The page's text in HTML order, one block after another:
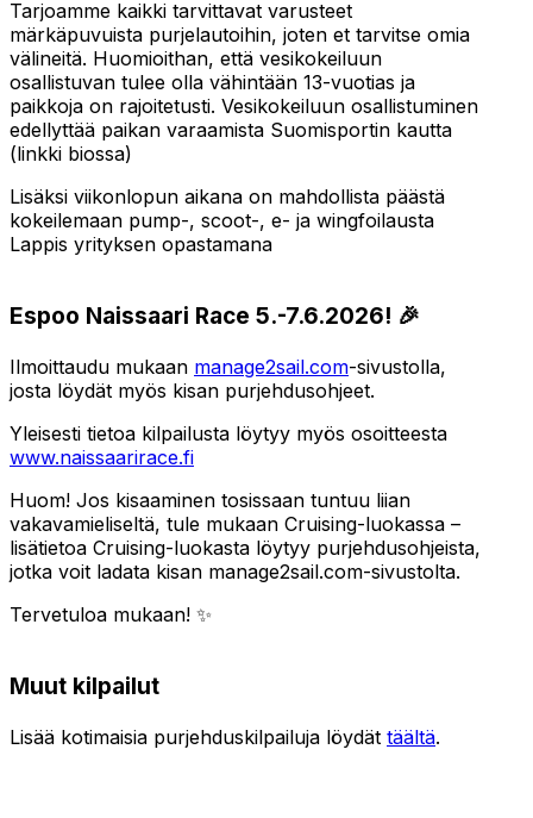
Tarjoamme kaikki tarvittavat varusteet
märkäpuvuista purjelautoihin, joten et tarvitse omia
välineitä. Huomioithan, että vesikokeiluun
osallistuvan tulee olla vähintään 13-vuotias ja
paikkoja on rajoitetusti. Vesikokeiluun osallistuminen
edellyttää paikan varaamista Suomisportin kautta
(linkki biossa)
Lisäksi viikonlopun aikana on mahdollista päästä
kokeilemaan pump-, scoot-, e- ja wingfoilausta
Lappis yrityksen opastamana
Espoo Naissaari Race 5.-7.6.2026! 🎉
Ilmoittaudu mukaan manage2sail.com-sivustolla,
josta löydät myös kisan purjehdusohjeet.
Yleisesti tietoa kilpailusta löytyy myös osoitteesta
www.naissaarirace.fi
Huom! Jos kisaaminen tosissaan tuntuu liian
vakavamieliseltä, tule mukaan Cruising-luokassa –
lisätietoa Cruising-luokasta löytyy purjehdusohjeista,
jotka voit ladata kisan manage2sail.com-sivustolta.
Tervetuloa mukaan! ✨
Muut kilpailut
Lisää kotimaisia purjehduskilpailuja löydät täältä.